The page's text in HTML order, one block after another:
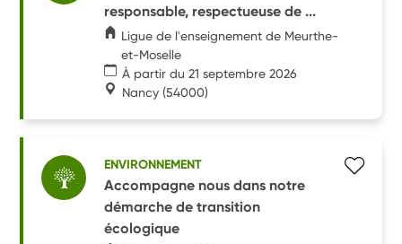
responsable, respectueuse de ...
Ligue de l'enseignement de Meurthe-
et-Moselle
À partir du 21 septembre 2026
Nancy (54000)
ENVIRONNEMENT
Accompagne nous dans notre
démarche de transition
écologique